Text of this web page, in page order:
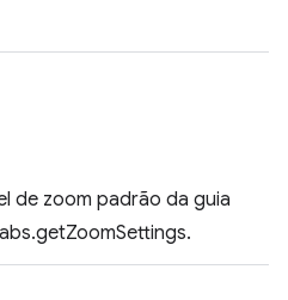
de zoom padrão da guia